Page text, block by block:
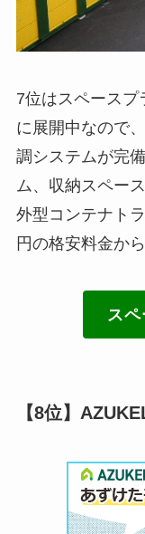
7位はスペースプ
に展開中なので
調システムが完
ム、収納スペー
外型コンテナト
円の格安料金か
ス
【8位】